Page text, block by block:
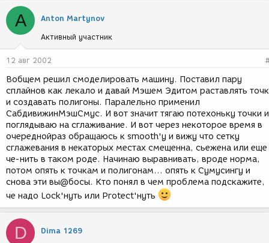
о
р
т
е
м
ы
с
з
д
и
я
A Anton Martynov
Активный участник
12 авг 2002
Вобщем решил смоделировать машину. Поставил пару
сплайнов как лекало и давай Мэшем Эдитом раставлять
и создавать полигоны. Паралельно применил
СабдивижинМэшСмус. И вот значит тягаю потехоньку точки и
поглядываю на сглаживание. И вот через некоторое время в
очереднойраз обращаюсь к smooth'у и вижу что сетку
сглажевания в некаторых местах смещенна, сьежена или еще
че-нить в таком роде. Начинаю выравнивать, вроде норма,
потом опять к точкам и полигонам... опять к Сумусингу и
снова эти вы@босы. Кто понял в чем проблема подскажите,
че надо Lock'нуть или Protect'нуть
D Dima 1269